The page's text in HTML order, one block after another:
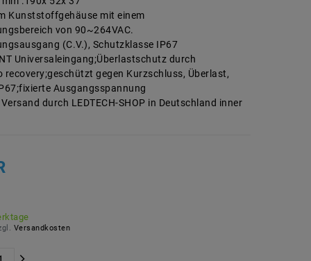
Kunststoffgehäuse mit einem
von 90~264VAC.
(C.V.), Schutzklasse IP67
Universaleingang;Überlastschutz durch
recovery;geschützt gegen Kurzschluss, Überlast,
Ausgangsspannung
durch LEDTECH-SHOP in Deutschland inner
Versandkosten